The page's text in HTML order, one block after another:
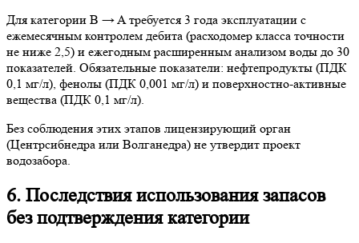
Для категории B → A требуется 3 года эксплуатации с
ежемесячным контролем дебита (расходомер класса точности
не ниже 2,5) и ежегодным расширенным анализом воды до 30
показателей. Обязательные показатели: нефтепродукты (ПДК
0,1 мг/л), фенолы (ПДК 0,001 мг/л) и поверхностно-активные
вещества (ПДК 0,1 мг/л).
Без соблюдения этих этапов лицензирующий орган
(Центрсибнедра или Волганедра) не утвердит проект
водозабора.
6. Последствия использования запасов
без подтверждения категории